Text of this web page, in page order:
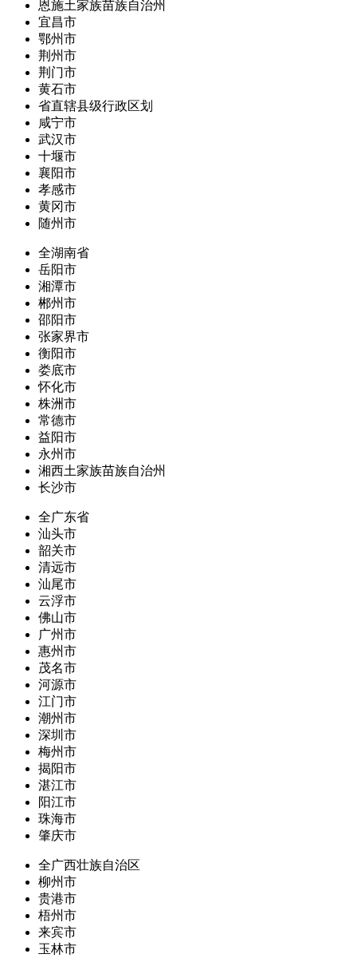
恩施土家族苗族自治州
宜昌市
鄂州市
荆州市
荆门市
黄石市
省直辖县级行政区划
咸宁市
武汉市
十堰市
襄阳市
孝感市
黄冈市
随州市
全湖南省
岳阳市
湘潭市
郴州市
邵阳市
张家界市
衡阳市
娄底市
怀化市
株洲市
常德市
益阳市
永州市
湘西土家族苗族自治州
长沙市
全广东省
汕头市
韶关市
清远市
汕尾市
云浮市
佛山市
广州市
惠州市
茂名市
河源市
江门市
潮州市
深圳市
梅州市
揭阳市
湛江市
阳江市
珠海市
肇庆市
全广西壮族自治区
柳州市
贵港市
梧州市
来宾市
玉林市